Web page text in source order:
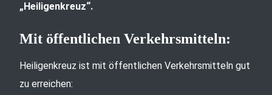
„Heiligenkreuz“.
Mit öffentlichen Verkehrsmitteln:
Heiligenkreuz ist mit öffentlichen Verkehrsmitteln gut
zu erreichen: